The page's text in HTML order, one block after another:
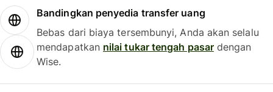
Bandingkan penyedia transfer uang
Bebas dari biaya tersembunyi, Anda akan selalu
mendapatkan nilai tukar tengah pasardengan
Wise.